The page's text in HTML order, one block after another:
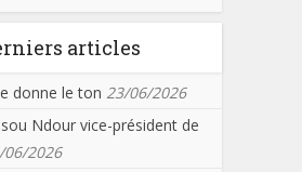
articles
donne le ton 23/06/2026
Ndour vice-président de
06/2026